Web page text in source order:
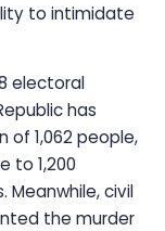
to intimidate
electoral
has
1,062 people,
to 1,200
Meanwhile, civil
the murder